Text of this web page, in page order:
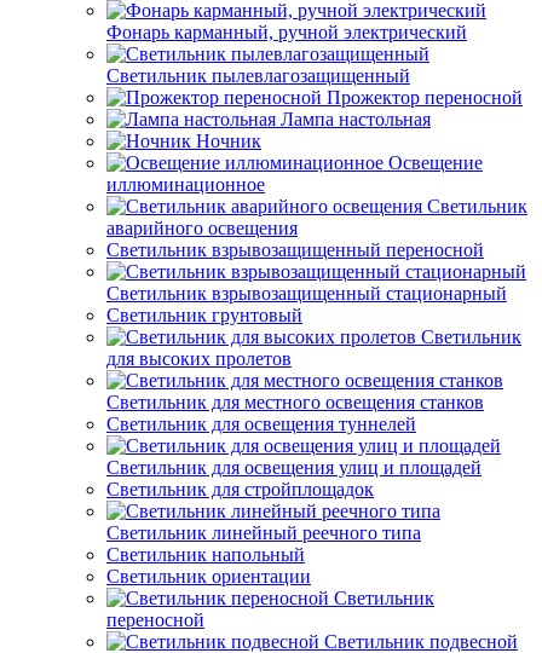
Фонарь карманный, ручной электрический
Светильник пылевлагозащищенный
Прожектор переносной
Лампа настольная
Ночник
Освещение
иллюминационное
Светильник
аварийного освещения
Светильник взрывозащищенный переносной
Светильник взрывозащищенный стационарный
Светильник грунтовый
Светильник
для высоких пролетов
Светильник для местного освещения станков
Светильник для освещения туннелей
Светильник для освещения улиц и площадей
Светильник для стройплощадок
Светильник линейный реечного типа
Светильник напольный
Светильник ориентации
Светильник
переносной
Светильник подвесной